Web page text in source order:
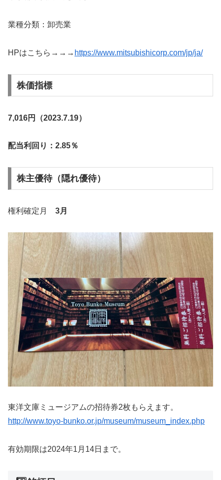
業種分類：卸売業
HPはこちら→→→ https://www.mitsubishicorp.com/jp/ja/
株価指標
7,016円（2023.7.19）
配当利回り：2.85％
株主優待（隠れ優待）
権利確定月 3月
東洋文庫ミュージアムの招待券2枚もらえます。
http://www.toyo-bunko.or.jp/museum/museum_index.php
有効期限は2024年1月14日まで。